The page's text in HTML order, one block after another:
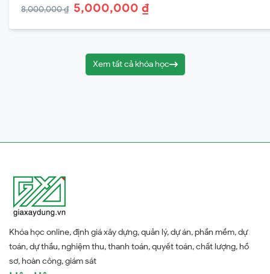
8,000,000 ₫ 5,000,000 ₫
Xem tất cả khóa học
Khóa học online, định giá xây dựng, quản lý, dự án, phần mềm, dự
toán, dự thầu, nghiệm thu, thanh toán, quyết toán, chất lượng, hồ
sơ, hoàn công, giám sát